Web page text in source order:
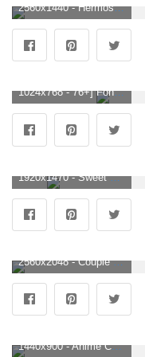
2560x1440 - Hermosa pareja fondos de pantalla fotos uno HD fondos de pantalla fotos 2560x1440. Imágen 2K de parejas.
1024x768 - 76+] Fondos de Parejas de amor. Wallpaper para escritorio de parejas.
1920x1470 - Sweet Couple Anime Wallpaper (más de 77 imágenes). Imágen de parejas.
2560x2048 - Couple in Love ❤ Fondos de escritorio 4K HD para 4K Ultra HD TV • Wide. Fondo de pantalla de parejas.
1440x900 - Anime Couple Image - descargar mejor HD - digitalimagemakerworld.com. Fondo para computadora de parejas.